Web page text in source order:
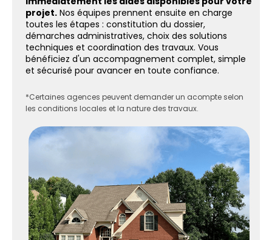
projet. Nos équipes prennent ensuite en charge
toutes les étapes : constitution du dossier,
démarches administratives, choix des solutions
techniques et coordination des travaux. Vous
bénéficiez d'un accompagnement complet, simple
et sécurisé pour avancer en toute confiance.
*Certaines agences peuvent demander un acompte selon
les conditions locales et la nature des travaux.